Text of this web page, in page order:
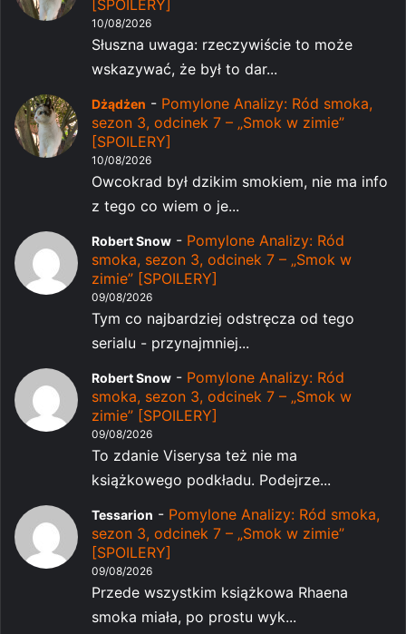
[SPOILERY]
10/08/2026
Słuszna uwaga: rzeczywiście to może
wskazywać, że był to dar...
Dżądżen - Pomylone Analizy: Ród smoka,
sezon 3, odcinek 7 – „Smok w zimie”
[SPOILERY]
10/08/2026
Owcokrad był dzikim smokiem, nie ma info
z tego co wiem o je...
Robert Snow - Pomylone Analizy: Ród
smoka, sezon 3, odcinek 7 – „Smok w
zimie” [SPOILERY]
09/08/2026
Tym co najbardziej odstręcza od tego
serialu - przynajmniej...
Robert Snow - Pomylone Analizy: Ród
smoka, sezon 3, odcinek 7 – „Smok w
zimie” [SPOILERY]
09/08/2026
To zdanie Viserysa też nie ma
książkowego podkładu. Podejrze...
Tessarion - Pomylone Analizy: Ród smoka,
sezon 3, odcinek 7 – „Smok w zimie”
[SPOILERY]
09/08/2026
Przede wszystkim książkowa Rhaena
smoka miała, po prostu wyk...